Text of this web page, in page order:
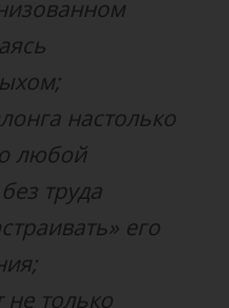
настолько
любой
труда
его
не только